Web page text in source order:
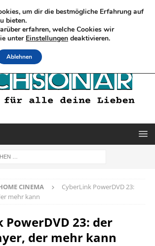
CINEMA
CyberLink PowerDVD 23:
mehr kann
PowerDVD 23: der
der mehr kann
um dir die bestmögliche Erfahrung auf
bieten.
erfahren, welche Cookies wir
unter Einstellungen deaktivieren.
Ablehnen